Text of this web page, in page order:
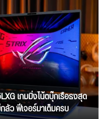
เกมมิ่งโน้ตบุ๊กเรือธงสุด
ว ฟีเจอร์มาเต็มครบ